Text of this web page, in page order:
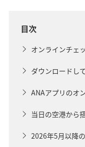
目次
オンラインチェ
ダウンロードし
ANAアプリのオ
当日の空港から
2026年5月以降